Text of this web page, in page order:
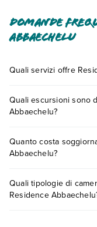
Domande
Abbaechelu
Quali servizi offre
pagamento tra cui:
Scopri tutti i dettagli
Quali escursioni sono
Abbaechelu?
presso Residence
dedicatao contatta il
Quanto costa
Abbaechelu?
vari fattori (per es.
consultare i prezzi,
Quali tipologie di
Residence